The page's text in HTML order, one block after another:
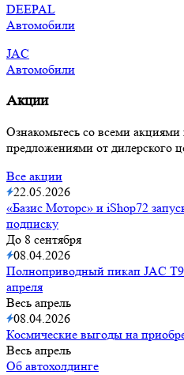
DEEPAL
Автомобили
JAC
Автомобили
Акции
Ознакомьтесь со всеми
предложениями от
Все акции
22.05.2026
«Базис Моторс» и iShop72
подписку
До 8 сентября
08.04.2026
Полноприводный пикап JAC
апреля
Весь апрель
08.04.2026
Космические выгоды на
Весь апрель
Об автохолдинге